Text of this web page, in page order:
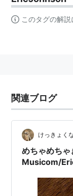
このタグの解説
関連ブログ
けっきょく
めちゃめち
Musicom/